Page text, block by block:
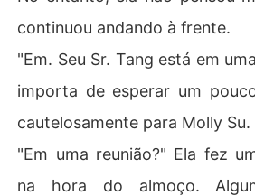
continuou andando à frente.
"Em. Seu Sr. Tang está em
importa de esperar um
cautelosamente para Molly Su.
"Em uma reunião?" Ela fez
na hora do almoço.